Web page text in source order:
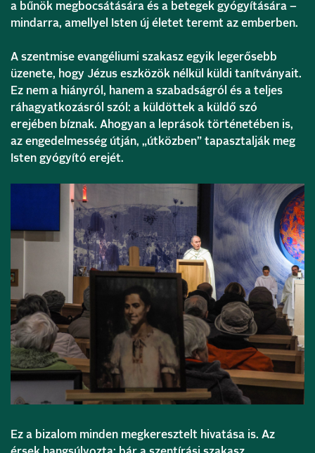
a bűnök megbocsátására és a betegek gyógyítására –
mindarra, amellyel Isten új életet teremt az emberben.
A szentmise evangéliumi szakasz egyik legerősebb
üzenete, hogy Jézus eszközök nélkül küldi tanítványait.
Ez nem a hiányról, hanem a szabadságról és a teljes
ráhagyatkozásról szól: a küldöttek a küldő szó
erejében bíznak. Ahogyan a leprások történetében is,
az engedelmesség útján, „útközben” tapasztalják meg
Isten gyógyító erejét.
Ez a bizalom minden megkeresztelt hivatása is. Az